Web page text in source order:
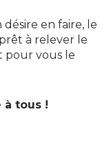
désire en faire, le
à relever le
pour vous le
à tous !